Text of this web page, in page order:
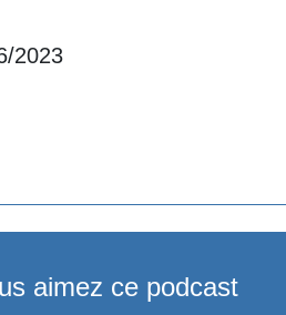
2023
aimez ce podcast